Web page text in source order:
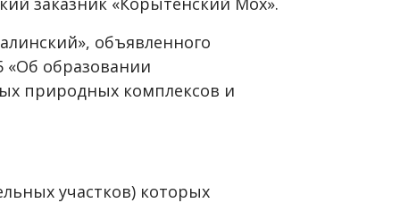
объявленного
«Об образовании
природных комплексов и
участков) которых